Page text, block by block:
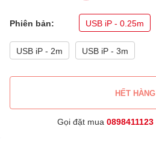
Phiên bản: USB iP - 0.25m
USB iP - 2m USB iP - 3m
HẾT HÀNG
Gọi đặt mua 0898411123